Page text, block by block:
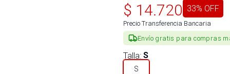
$ 14.720 33% OFF
Precio Transferencia Bancaria
Envío gratis para compras
Talla: S
S